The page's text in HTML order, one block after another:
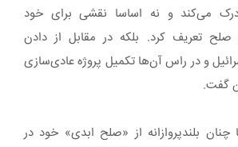
درک می‌کند و نه اساسا نقشی برای خود
تعریف کرد. بلکه در مقابل از دادن
و در راس آن‌ها تکمیل پروژه عادی‌سازی
گفت.
بلندپروازانه از «صلح ابدی» خود در